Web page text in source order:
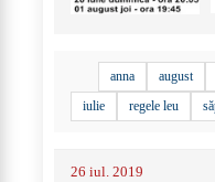
anna august
iulie
regele leu
26 iul. 2019